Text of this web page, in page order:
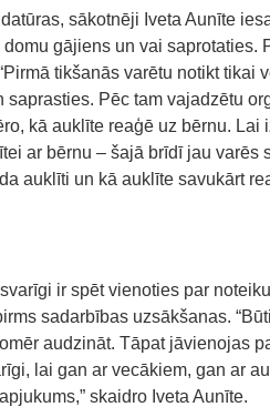
sākotnēji Iveta Aunīte
gājiens un vai saprotaties.
tikšanās varētu notikt tikai
Pēc tam vajadzētu
kā auklīte reaģē uz bērnu. Lai
ar bērnu – šajā brīdī jau varēs
auklīti un kā auklīte savukārt
ir spēt vienoties par
sadarbības uzsākšanas.
audzināt. Tāpat jāvienojas
lai gan ar vecākiem, gan ar
skaidro Iveta Aunīte.